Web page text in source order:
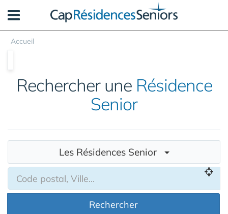
Accueil
Rechercher une Résidence
Senior
Les Résidences Senior
Rechercher